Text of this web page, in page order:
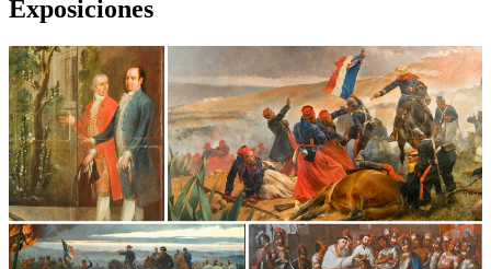
Exposiciones